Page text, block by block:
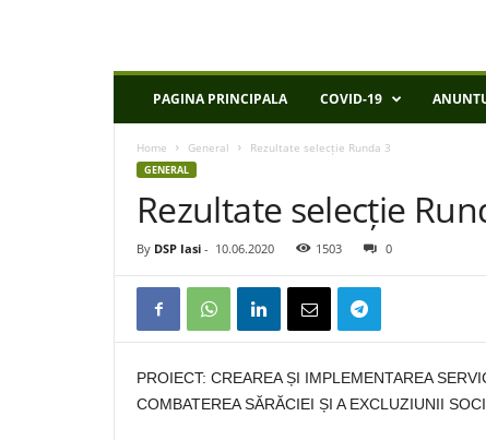
P
PAGINA PRINCIPALA COVID-19
Home General Rezultate selecție Runda 3
GENERAL
Rezultate selecție
By DSP Iasi - 10.06.2020 1503 0
PROIECT: CREAREA ȘI IMPLEMENTAREA
COMBATEREA SĂRĂCIEI ȘI A EXCLUZIUNII